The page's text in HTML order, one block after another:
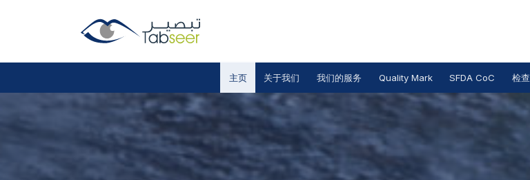
主页 关于我们 我们的服务 Quality Mark SFDA CoC 检查